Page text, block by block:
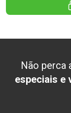
Não perca
especiais e